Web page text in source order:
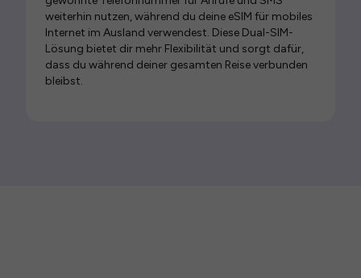
weiterhin nutzen, während du deine eSIM für mobiles
Internet im Ausland verwendest. Diese Dual-SIM-
Lösung bietet dir mehr Flexibilität und sorgt dafür,
dass du während deiner gesamten Reise verbunden
bleibst.